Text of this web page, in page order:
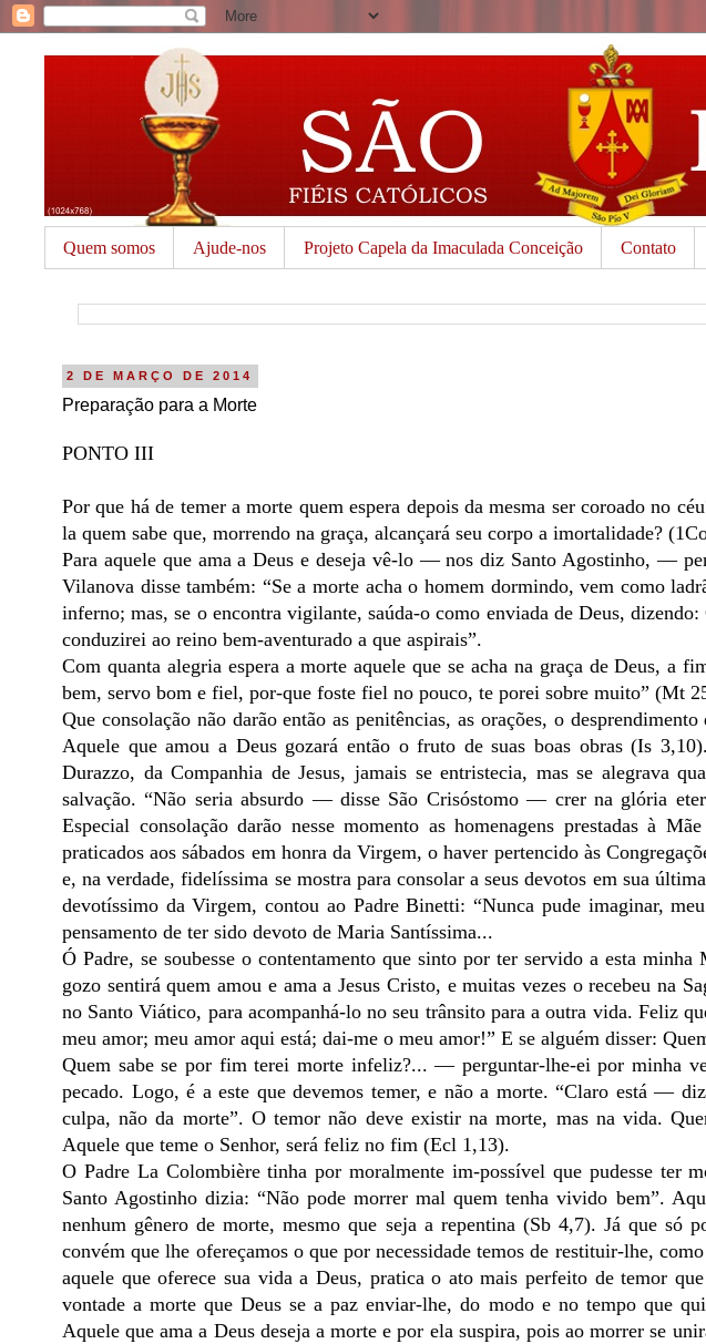
Quem somos Ajude-nos Projeto Capela da Imaculada Conceição Contato
2 DE MARÇO DE 2014
Preparação para a Morte
PONTO III
Por que há de temer a morte quem espera depois da mesma ser coroado no
la quem sabe que, morrendo na graça, alcançará seu corpo a imortalidade?
Para aquele que ama a Deus e deseja vê-lo — nos diz Santo Agostinho, —
Vilanova disse também: “Se a morte acha o homem dormindo, vem como
inferno; mas, se o encontra vigilante, saúda-o como enviada de Deus,
conduzirei ao reino bem-aventurado a que aspirais”.
Com quanta alegria espera a morte aquele que se acha na graça de Deus, a
bem, servo bom e fiel, por-que foste fiel no pouco, te porei sobre muito” (Mt
Que consolação não darão então as penitências, as orações, o
Aquele que amou a Deus gozará então o fruto de suas boas obras (Is
Durazzo, da Companhia de Jesus, jamais se entristecia, mas se alegrava
salvação. “Não seria absurdo — disse São Crisóstomo — crer na glória
Especial consolação darão nesse momento as homenagens prestadas à
praticados aos sábados em honra da Virgem, o haver pertencido às
e, na verdade, fidelíssima se mostra para consolar a seus devotos em sua
devotíssimo da Virgem, contou ao Padre Binetti: “Nunca pude imaginar,
pensamento de ter sido devoto de Maria Santíssima...
Ó Padre, se soubesse o contentamento que sinto por ter servido a esta
gozo sentirá quem amou e ama a Jesus Cristo, e muitas vezes o recebeu na
no Santo Viático, para acompanhá-lo no seu trânsito para a outra vida. Feliz
meu amor; meu amor aqui está; dai-me o meu amor!” E se alguém disser:
Quem sabe se por fim terei morte infeliz?... — perguntar-lhe-ei por minha
pecado. Logo, é a este que devemos temer, e não a morte. “Claro está —
culpa, não da morte”. O temor não deve existir na morte, mas na vida.
Aquele que teme o Senhor, será feliz no fim (Ecl 1,13).
O Padre La Colombière tinha por moralmente im-possível que pudesse ter
Santo Agostinho dizia: “Não pode morrer mal quem tenha vivido bem”.
nenhum gênero de morte, mesmo que seja a repentina (Sb 4,7). Já que só
convém que lhe ofereçamos o que por necessidade temos de restituir-lhe,
aquele que oferece sua vida a Deus, pratica o ato mais perfeito de temor
vontade a morte que Deus se a paz enviar-lhe, do modo e no tempo que
Aquele que ama a Deus deseja a morte e por ela suspira, pois ao morrer se